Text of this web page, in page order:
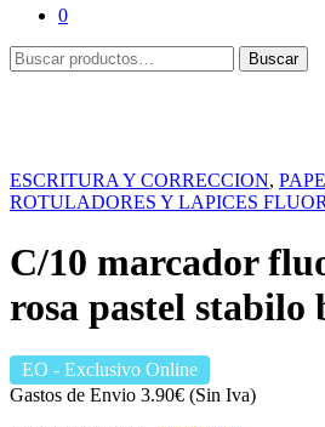
0
Buscar
por:
Buscar
ESCRITURA Y CORRECCION,
ROTULADORES Y LAPICES
C/10 marcador
rosa pastel stabilo
EO - Exclusivo Online
Gastos de Envio 3.90€ (Sin Iva)